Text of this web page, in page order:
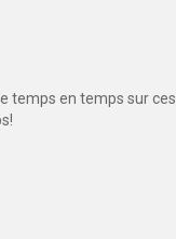
temps en temps sur ces